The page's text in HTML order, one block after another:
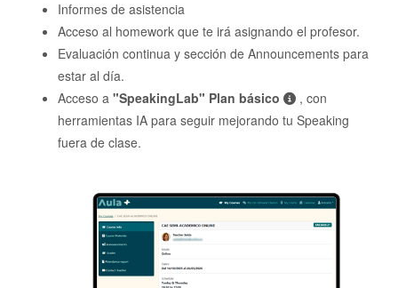
Informes de asistencia
Acceso al homework que te irá asignando el profesor.
Evaluación continua y sección de Announcements para
estar al día.
Acceso a "SpeakingLab" Plan básico
, con
herramientas IA para seguir mejorando tu Speaking
fuera de clase.